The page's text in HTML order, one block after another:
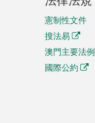
憲制性文件
搜法易
澳門主要法例
國際公約